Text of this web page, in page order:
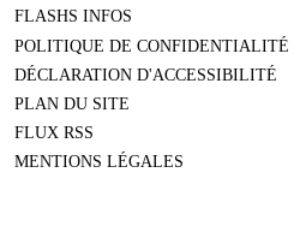
FLASHS INFOS
POLITIQUE DE CONFIDENTIALITÉ
DÉCLARATION D'ACCESSIBILITÉ
PLAN DU SITE
FLUX RSS
MENTIONS LÉGALES